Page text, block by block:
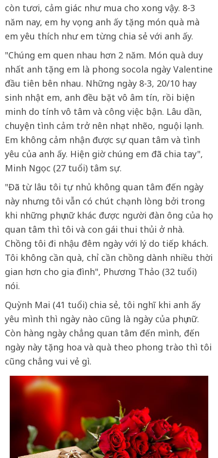
còn tươi, cảm giác như mua cho xong vậy. 8-3
năm nay, em hy vọng anh ấy tặng món quà mà
em yêu thích như em từng chia sẻ với anh ấy.
"Chúng em quen nhau hơn 2 năm. Món quà duy
nhất anh tặng em là phong socola ngày Valentine
đầu tiên bên nhau. Những ngày 8-3, 20/10 hay
sinh nhật em, anh đều bặt vô âm tín, rồi biện
minh do tính vô tâm và công việc bận. Lâu dần,
chuyện tình cảm trở nên nhạt nhẽo, nguội lạnh.
Em không cảm nhận được sự quan tâm và tình
yêu của anh ấy. Hiện giờ chúng em đã chia tay",
Minh Ngọc (27 tuổi) tâm sự.
"Đã từ lâu tôi tự nhủ không quan tâm đến ngày
này nhưng tôi vẫn có chút chạnh lòng bởi trong
khi những phụ nữ khác được người đàn ông của họ
quan tâm thì tôi và con gái thui thủi ở nhà.
Chồng tôi đi nhậu đêm ngày với lý do tiếp khách.
Tôi không cần quà, chỉ cần chồng dành nhiều thời
gian hơn cho gia đình", Phương Thảo (32 tuổi)
nói.
Quỳnh Mai (41 tuổi) chia sẻ, tôi nghĩ khi anh ấy
yêu mình thì ngày nào cũng là ngày của phụ nữ.
Còn hàng ngày chẳng quan tâm đến mình, đến
ngày này tặng hoa và quà theo phong trào thì tôi
cũng chẳng vui vẻ gì.